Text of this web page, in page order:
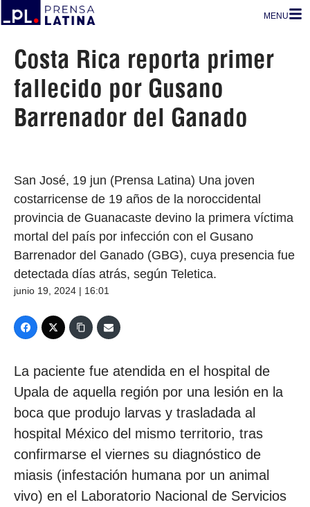
MENU
Costa Rica reporta primer
fallecido por Gusano
Barrenador del Ganado
San José, 19 jun (Prensa Latina) Una joven
costarricense de 19 años de la noroccidental
provincia de Guanacaste devino la primera víctima
mortal del país por infección con el Gusano
Barrenador del Ganado (GBG), cuya presencia fue
detectada días atrás, según Teletica.
junio 19, 2024 | 16:01
La paciente fue atendida en el hospital de
Upala de aquella región por una lesión en la
boca que produjo larvas y trasladada al
hospital México del mismo territorio, tras
confirmarse el viernes su diagnóstico de
miasis (infestación humana por un animal
vivo) en el Laboratorio Nacional de Servicios